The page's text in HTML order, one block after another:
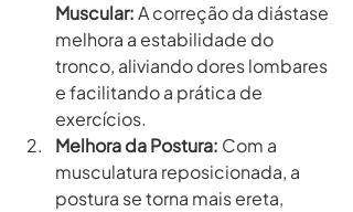
Muscular: A correção da diástase
melhora a estabilidade do
tronco, aliviando dores lombares
e facilitando a prática de
exercícios.
Melhora da Postura: Com a
musculatura reposicionada, a
postura se torna mais ereta,